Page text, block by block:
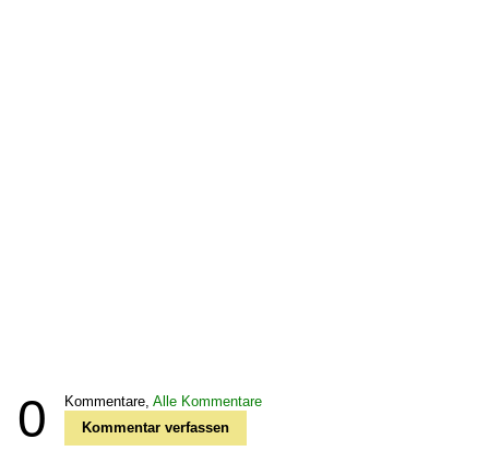
0 Kommentare, Alle Kommentare
Kommentar verfassen